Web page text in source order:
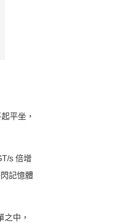
平坐，
s 倍增
記憶體
中，